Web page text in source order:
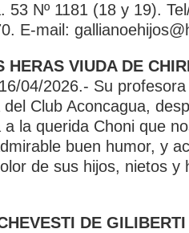
53 Nº 1181 (18 y 19).
E-mail:
HERAS VIUDA DE
04/2026.- Su
Club Aconcagua,
la querida Choni que
buen humor, y
de sus hijos, nietos y
DE GILIBERTI